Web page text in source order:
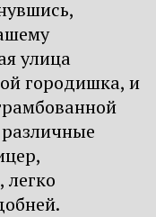
улица
городишка, и
легко